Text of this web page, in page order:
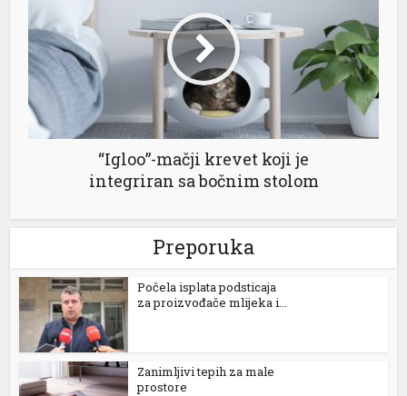
100 mg
fiyat
fiyat
100 mg
2026 fiyatları
giriş
“Igloo”-mačji krevet koji je
integriran sa bočnim stolom
Preporuka
Počela isplata podsticaja
za proizvođače mlijeka i...
Zanimljivi tepih za male
prostore